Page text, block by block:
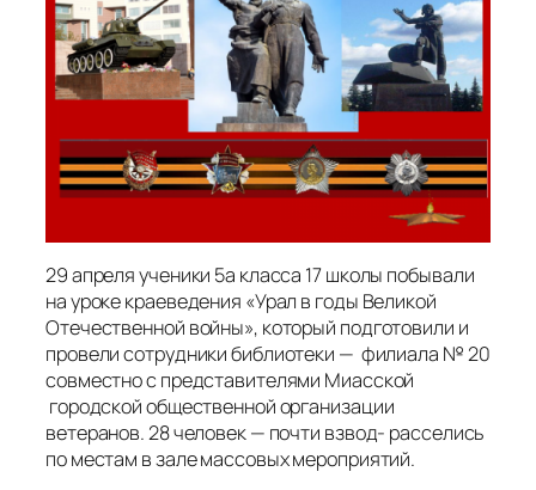
29 апреля ученики 5а класса 17 школы побывали
на уроке краеведения «Урал в годы Великой
Отечественной войны», который подготовили и
провели сотрудники библиотеки — филиала № 20
совместно с представителями Миасской
городской общественной организации
ветеранов. 28 человек — почти взвод- расселись
по местам в зале массовых мероприятий.